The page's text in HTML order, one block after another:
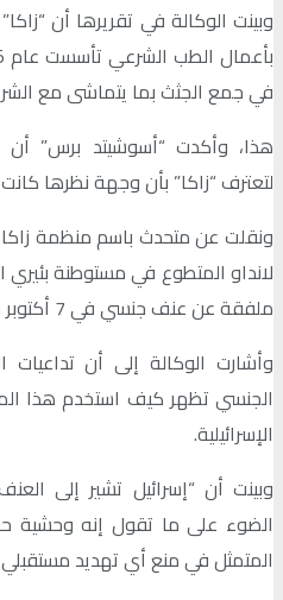
وبينت الوكالة في تقريرها أن
في جمع الجثث بما يتماشى مع
هذا، وأكدت “أسوشيتد برس”
لتعترف “زاكا” بأن وجهة نظرها
ونقلت عن متحدث باسم منظمة زاكا
لانداو المتطوع في مستوطنة
ملفقة عن عنف جنسي في 7 أكتوبر لكنه لم يستجب إلا بعد 3 أشهر”.
وأشارت الوكالة إلى أن
الجنسي تظهر كيف استخدم هذا
الإسرائيلية.
الضوء على ما تقول إنه وحشية
المتمثل في منع أي تهديد